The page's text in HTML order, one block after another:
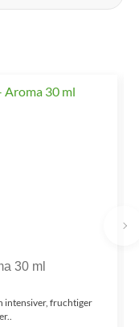
30 ml
intensiver, fruchtiger